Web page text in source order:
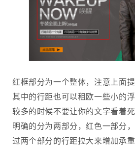
红框部分为一个整体，注意上面
其中的行距也可以租欧一些小的
较多的时候不要让你的文字看着
明确的分为两部分，红色一部分
过两个部分的行距拉大来增加承